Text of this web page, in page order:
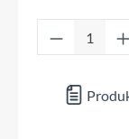
Produkt